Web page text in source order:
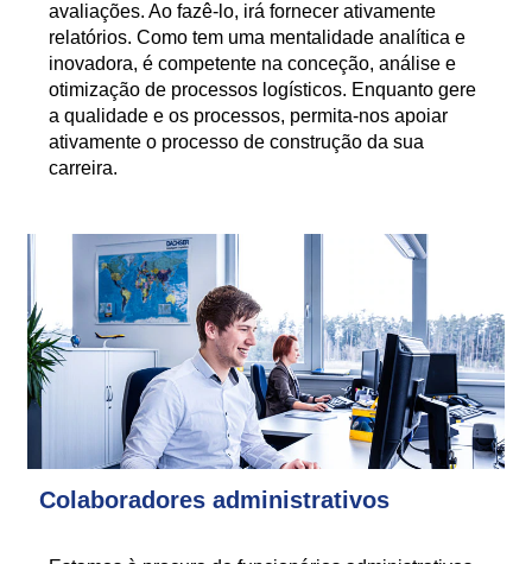
avaliações. Ao fazê-lo, irá fornecer ativamente
relatórios. Como tem uma mentalidade analítica e
inovadora, é competente na conceção, análise e
otimização de processos logísticos. Enquanto gere
a qualidade e os processos, permita-nos apoiar
ativamente o processo de construção da sua
carreira.
Colaboradores administrativos